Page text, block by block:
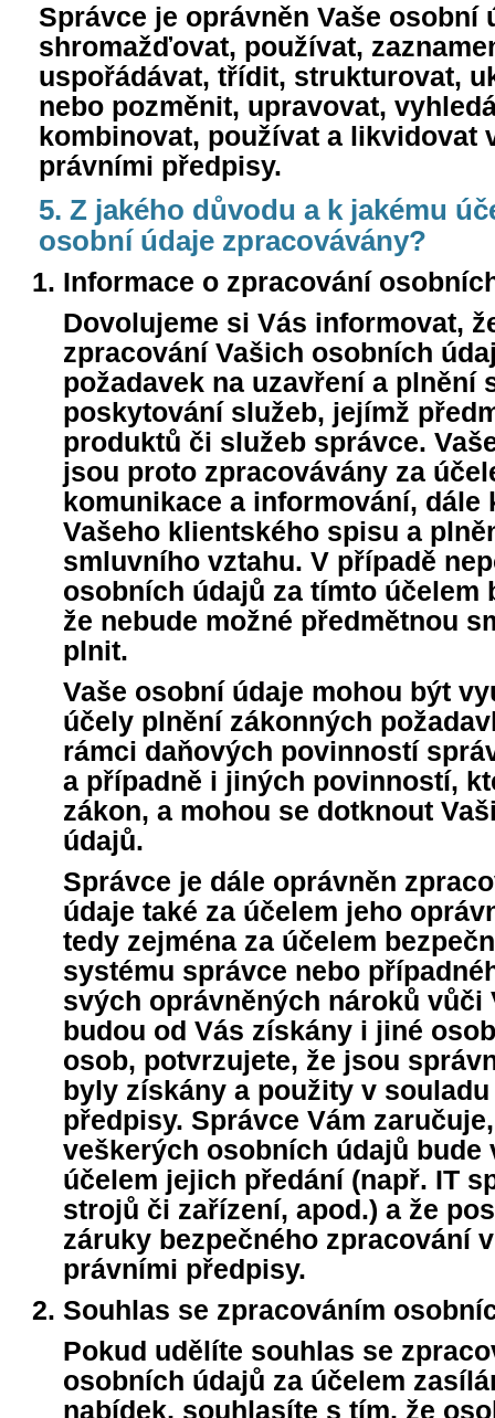
Správce je oprávněn Vaše osobní
shromažďovat, používat,
uspořádávat, třídit, strukturovat,
nebo pozměnit, upravovat,
kombinovat, používat a likvidovat
právními předpisy.
5. Z jakého důvodu a k jakému
osobní údaje zpracovávány?
Informace o zpracování
Dovolujeme si Vás informovat,
zpracování Vašich osobních
požadavek na uzavření a plnění
poskytování služeb, jejímž
produktů či služeb správce.
jsou proto zpracovávány za
komunikace a informování, dále
Vašeho klientského spisu a
smluvního vztahu. V případě
osobních údajů za tímto účelem
že nebude možné předmětnou
plnit.
Vaše osobní údaje mohou být
účely plnění zákonných
rámci daňových povinností
a případně i jiných povinností,
zákon, a mohou se dotknout
údajů.
Správce je dále oprávněn
údaje také za účelem jeho
tedy zejména za účelem
systému správce nebo
svých oprávněných nároků vůči
budou od Vás získány i jiné
osob, potvrzujete, že jsou
byly získány a použity v
předpisy. Správce Vám
veškerých osobních údajů bude
účelem jejich předání (např. IT
strojů či zařízení, apod.) a že
záruky bezpečného zpracování
právními předpisy.
Souhlas se zpracováním
Pokud udělíte souhlas se
osobních údajů za účelem
nabídek, souhlasíte s tím, že